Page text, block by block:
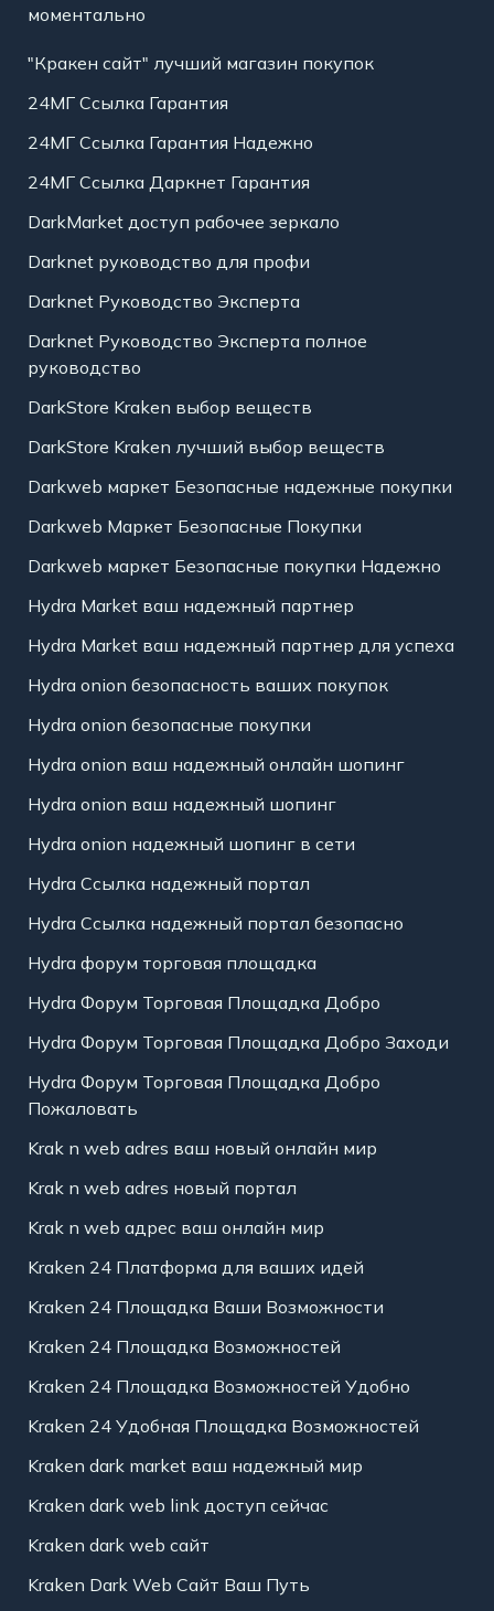
моментально
"Кракен сайт" лучший магазин покупок
24МГ Ссылка Гарантия
24МГ Ссылка Гарантия Надежно
24МГ Ссылка Даркнет Гарантия
DarkMarket доступ рабочее зеркало
Darknet руководство для профи
Darknet Руководство Эксперта
Darknet Руководство Эксперта полное
руководство
DarkStore Kraken выбор веществ
DarkStore Kraken лучший выбор веществ
Darkweb маркет Безопасные надежные покупки
Darkweb Маркет Безопасные Покупки
Darkweb маркет Безопасные покупки Надежно
Hydra Market ваш надежный партнер
Hydra Market ваш надежный партнер для успеха
Hydra onion безопасность ваших покупок
Hydra onion безопасные покупки
Hydra onion ваш надежный онлайн шопинг
Hydra onion ваш надежный шопинг
Hydra onion надежный шопинг в сети
Hydra Ссылка надежный портал
Hydra Ссылка надежный портал безопасно
Hydra форум торговая площадка
Hydra Форум Торговая Площадка Добро
Hydra Форум Торговая Площадка Добро Заходи
Hydra Форум Торговая Площадка Добро
Пожаловать
Krak n web adres ваш новый онлайн мир
Krak n web adres новый портал
Krak n web адрес ваш онлайн мир
Kraken 24 Платформа для ваших идей
Kraken 24 Площадка Ваши Возможности
Kraken 24 Площадка Возможностей
Kraken 24 Площадка Возможностей Удобно
Kraken 24 Удобная Площадка Возможностей
Kraken dark market ваш надежный мир
Kraken dark web link доступ сейчас
Kraken dark web сайт
Kraken Dark Web Сайт Ваш Путь